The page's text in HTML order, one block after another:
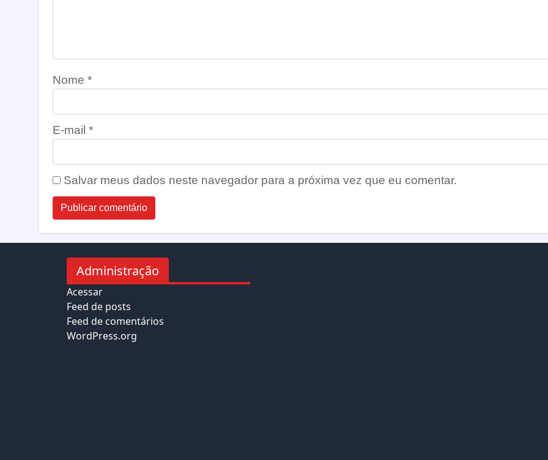
Nome *
E-mail *
Salvar meus dados neste navegador para a próxima vez que eu comentar.
Administração
Acessar
Feed de posts
Feed de comentários
WordPress.org